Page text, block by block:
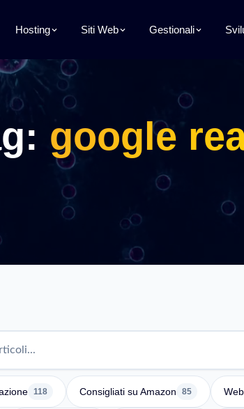
Hosting Siti Web Gestionali
google
118 Consigliati su Amazon 85